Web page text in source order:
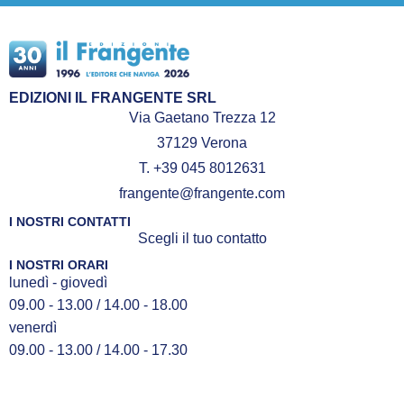
EDIZIONI IL FRANGENTE SRL
Via Gaetano Trezza 12
37129 Verona
T. +39 045 8012631
frangente@frangente.com
I NOSTRI CONTATTI
Scegli il tuo contatto
I NOSTRI ORARI
lunedì - giovedì
09.00 - 13.00 / 14.00 - 18.00
venerdì
09.00 - 13.00 / 14.00 - 17.30